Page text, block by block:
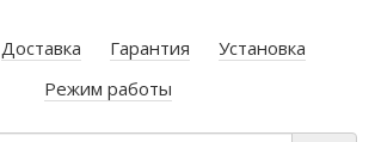
Доставка Гарантия
Установка
Режим работы